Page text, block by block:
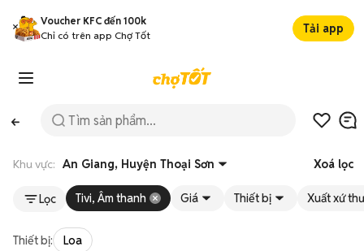
Voucher KFC đến 100k
Chỉ có trên app Chợ Tốt
Tải app
Khu vực: An Giang, Huyện Thoại Sơn Xoá lọc
Lọc Tivi, Âm thanh Giá Thiết bị Xuất xứ
Thiết bị: Loa